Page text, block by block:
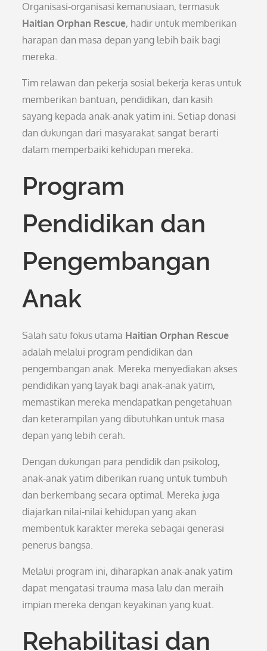
Organisasi-organisasi kemanusiaan, termasuk
Haitian Orphan Rescue, hadir untuk memberikan
harapan dan masa depan yang lebih baik bagi
mereka.
Tim relawan dan pekerja sosial bekerja keras untuk
memberikan bantuan, pendidikan, dan kasih
sayang kepada anak-anak yatim ini. Setiap donasi
dan dukungan dari masyarakat sangat berarti
dalam memperbaiki kehidupan mereka.
Program
Pendidikan dan
Pengembangan
Anak
Salah satu fokus utama Haitian Orphan Rescue
adalah melalui program pendidikan dan
pengembangan anak. Mereka menyediakan akses
pendidikan yang layak bagi anak-anak yatim,
memastikan mereka mendapatkan pengetahuan
dan keterampilan yang dibutuhkan untuk masa
depan yang lebih cerah.
Dengan dukungan para pendidik dan psikolog,
anak-anak yatim diberikan ruang untuk tumbuh
dan berkembang secara optimal. Mereka juga
diajarkan nilai-nilai kehidupan yang akan
membentuk karakter mereka sebagai generasi
penerus bangsa.
Melalui program ini, diharapkan anak-anak yatim
dapat mengatasi trauma masa lalu dan meraih
impian mereka dengan keyakinan yang kuat.
Rehabilitasi dan